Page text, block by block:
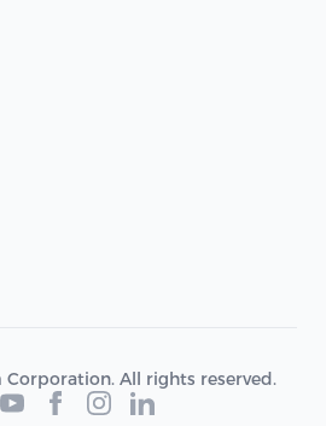
Corporation. All rights reserved.